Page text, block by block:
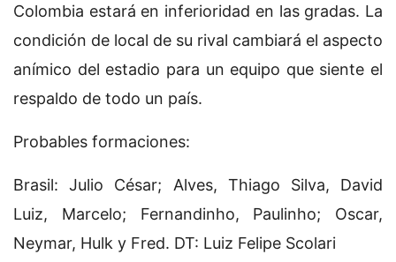
Colombia estará en inferioridad en las gradas. La
condición de local de su rival cambiará el aspecto
anímico del estadio para un equipo que siente el
respaldo de todo un país.
Probables formaciones:
Brasil: Julio César; Alves, Thiago Silva, David
Luiz, Marcelo; Fernandinho, Paulinho; Oscar,
Neymar, Hulk y Fred. DT: Luiz Felipe Scolari